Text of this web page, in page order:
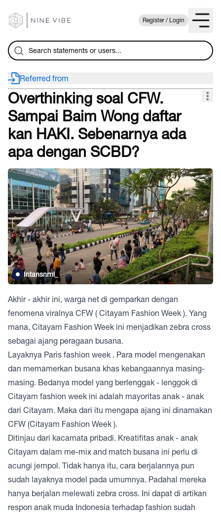
Register / Login
Overthinking soal CFW.
Sampai Baim Wong daftar
kan HAKI. Sebenarnya ada
apa dengan SCBD?
Intansnrnl_
Akhir - akhir ini, warga net di gemparkan dengan
fenomena viralnya CFW ( Citayam Fashion Week ). Yang
mana, Citayam Fashion Week ini menjadikan zebra cross
sebagai ajang peragaan busana.
Layaknya Paris fashion week . Para model mengenakan
dan memamerkan busana khas kebangaannya masing-
masing. Bedanya model yang berlenggak - lenggok di
Citayam fashion week ini adalah mayoritas anak - anak
dari Citayam. Maka dari itu mengapa ajang ini dinamakan
CFW (Citayam Fashion Week ).
Ditinjau dari kacamata pribadi. Kreatifitas anak - anak
Citayam dalam me-mix and match busana ini perlu di
acungi jempol. Tidak hanya itu, cara berjalannya pun
sudah layaknya model pada umumnya. Padahal mereka
hanya berjalan melewati zebra cross. Ini dapat di artikan
respon anak muda Indonesia terhadap fashion sudah
Referred from